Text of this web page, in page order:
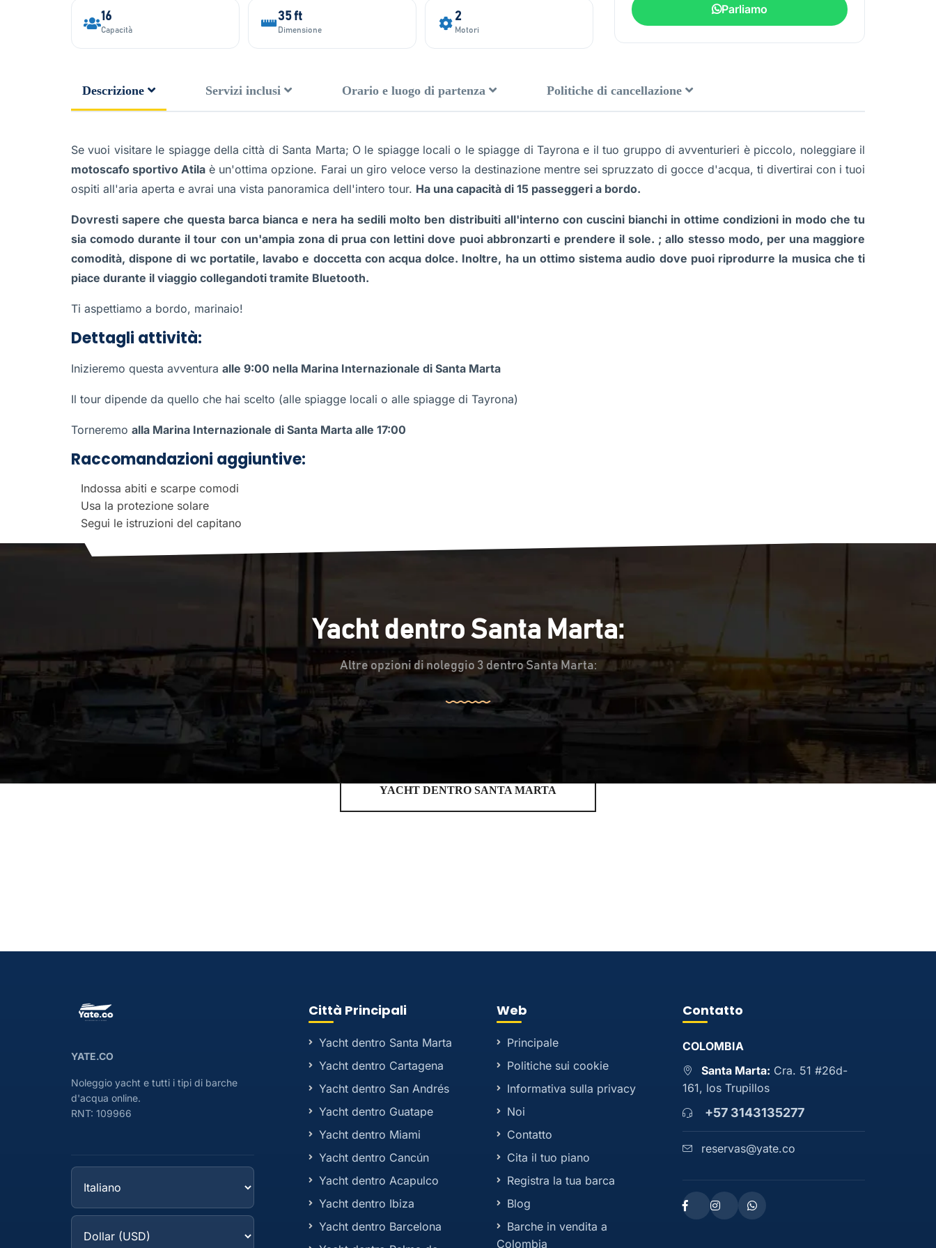
16
Capacità
35 ft
Dimensione
2
Motori
Parliamo
Descrizione Servizi inclusi Orario e luogo di partenza Politiche di cancellazione
Se vuoi visitare le spiagge della città di Santa Marta; O le spiagge locali o le spiagge di Tayrona e il tuo gruppo di avventurieri è piccolo, noleggiare il
motoscafo sportivo Atila è un'ottima opzione. Farai un giro veloce verso la destinazione mentre sei spruzzato di gocce d'acqua, ti divertirai con i tuoi
ospiti all'aria aperta e avrai una vista panoramica dell'intero tour. Ha una capacità di 15 passeggeri a bordo.
Dovresti sapere che questa barca bianca e nera ha sedili molto ben distribuiti all'interno con cuscini bianchi in ottime condizioni in modo che tu
sia comodo durante il tour con un'ampia zona di prua con lettini dove puoi abbronzarti e prendere il sole. ; allo stesso modo, per una maggiore
comodità, dispone di wc portatile, lavabo e doccetta con acqua dolce. Inoltre, ha un ottimo sistema audio dove puoi riprodurre la musica che ti
piace durante il viaggio collegandoti tramite Bluetooth.
Ti aspettiamo a bordo, marinaio!
Dettagli attività:
Inizieremo questa avventura alle 9:00 nella Marina Internazionale di Santa Marta
Il tour dipende da quello che hai scelto (alle spiagge locali o alle spiagge di Tayrona)
Torneremo alla Marina Internazionale di Santa Marta alle 17:00
Raccomandazioni aggiuntive:
Indossa abiti e scarpe comodi
Usa la protezione solare
Segui le istruzioni del capitano
Yacht dentro Santa Marta:
Altre opzioni di noleggio 3 dentro Santa Marta:
YACHT DENTRO SANTA MARTA
YATE.CO
Noleggio yacht e tutti i tipi di barche
d'acqua online.
RNT: 109966
Città Principali
Yacht dentro Santa Marta
Yacht dentro Cartagena
Yacht dentro San Andrés
Yacht dentro Guatape
Yacht dentro Miami
Yacht dentro Cancún
Yacht dentro Acapulco
Yacht dentro Ibiza
Yacht dentro Barcelona
Web
Principale
Politiche sui cookie
Informativa sulla privacy
Noi
Contatto
Cita il tuo piano
Registra la tua barca
Blog
Barche in vendita a
Colombia
Contatto
COLOMBIA
Santa Marta: Cra. 51 #26d-
161, los Trupillos
+57 3143135277
reservas@yate.co